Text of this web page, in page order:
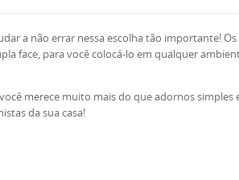
a não errar nessa escolha tão importante!
face, para você colocá-lo em qualquer
merece muito mais do que adornos simples
da sua casa!